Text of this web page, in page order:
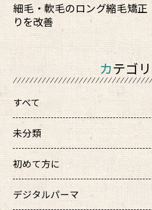
細毛・軟毛のロング縮毛矯
りを改善
カテゴ
すべて
未分類
初めて方に
デジタルパーマ